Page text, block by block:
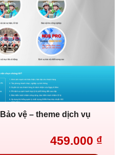
vệ – theme dịch vụ
459.000 ₫